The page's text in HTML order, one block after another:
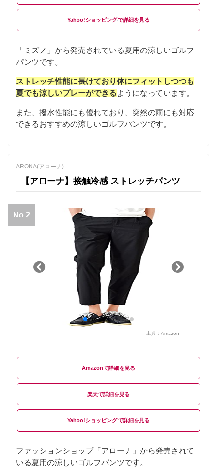
Yahoo!ショッピング
「ミズノ」から発売されている夏用の涼しいゴルフ
パンツです。
ストレッチ性能に長けており体にフィットしつつも
夏でも涼しいプレーができるようになっています。
また、撥水性能にも優れており、突然の雨にも対応
できるおすすめの涼しいゴルフパンツです。
ARONA(アローナ)
【アローナ】接触冷感 ストレッチパンツ
No.2
出典： Amazon
Amazon
楽天
Yahoo!ショッピング
ファッションショップ「アローナ」から発売されて
いる夏用の涼しいゴルフパンツです。